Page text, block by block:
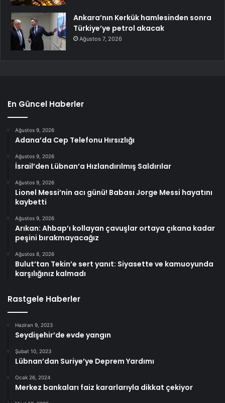
Ankara’nın Kerkük hamlesinden sonra
Türkiye’ye petrol akacak
Ağustos 7, 2026
En Güncel Haberler
Ağustos 9, 2026
Adana’da Cep Telefonu Hırsızlığı
Ağustos 9, 2026
İsrail’den Lübnan’a Hızlandırılmış Saldırılar
Ağustos 9, 2026
Lionel Messi’nin acı günü! Babası Jorge Messi hayatını
kaybetti
Ağustos 9, 2026
Arıkan: Ahbap’ı kollayan çavuşlar ortaya çıkana kadar
peşini bırakmayacağız
Ağustos 8, 2026
Bulut’tan Tekin’e sert yanıt: Siyasette ve kamuoyunda
karşılığınız kalmadı
Rastgele Haberler
Haziran 9, 2023
Seydişehir’de evde yangın
Şubat 10, 2023
Lübnan’dan Suriye’ye Deprem Yardımı
Ocak 26, 2024
Merkez bankaları faiz kararlarıyla dikkat çekiyor